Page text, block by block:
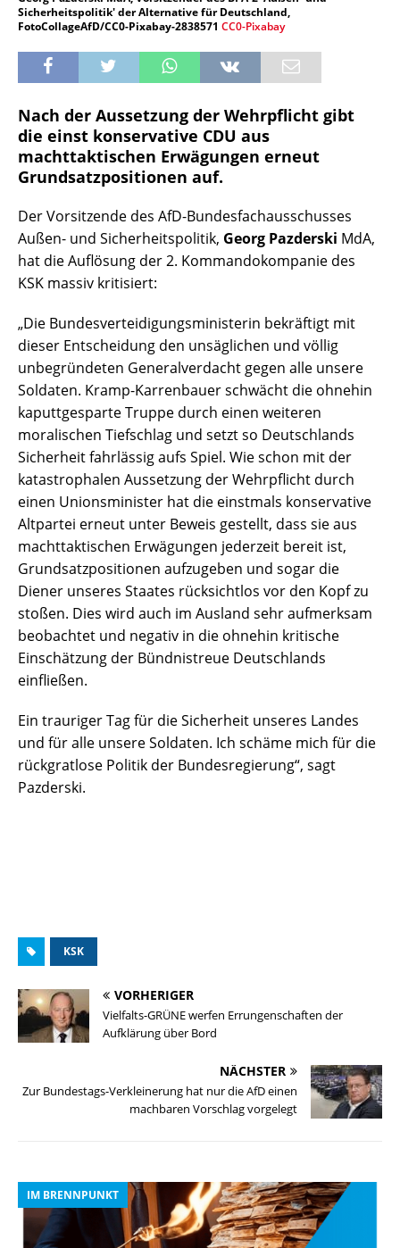
Sicherheitspolitik' der Alternative für Deutschland,
FotoCollageAfD/CC0-Pixabay-2838571 CC0-Pixabay
Nach der Aussetzung der Wehrpflicht gibt
die einst konservative CDU aus
machttaktischen Erwägungen erneut
Grundsatzpositionen auf.
Der Vorsitzende des AfD-Bundesfachausschusses
Außen- und Sicherheitspolitik, Georg Pazderski MdA,
hat die Auflösung der 2. Kommandokompanie des
KSK massiv kritisiert:
„Die Bundesverteidigungsministerin bekräftigt mit
dieser Entscheidung den unsäglichen und völlig
unbegründeten Generalverdacht gegen alle unsere
Soldaten. Kramp-Karrenbauer schwächt die ohnehin
kaputtgesparte Truppe durch einen weiteren
moralischen Tiefschlag und setzt so Deutschlands
Sicherheit fahrlässig aufs Spiel. Wie schon mit der
katastrophalen Aussetzung der Wehrpflicht durch
einen Unionsminister hat die einstmals konservative
Altpartei erneut unter Beweis gestellt, dass sie aus
machttaktischen Erwägungen jederzeit bereit ist,
Grundsatzpositionen aufzugeben und sogar die
Diener unseres Staates rücksichtlos vor den Kopf zu
stoßen. Dies wird auch im Ausland sehr aufmerksam
beobachtet und negativ in die ohnehin kritische
Einschätzung der Bündnistreue Deutschlands
einfließen.
Ein trauriger Tag für die Sicherheit unseres Landes
und für alle unsere Soldaten. Ich schäme mich für die
rückgratlose Politik der Bundesregierung“, sagt
Pazderski.
KSK
VORHERIGER
Vielfalts-GRÜNE werfen Errungenschaften der
Aufklärung über Bord
NÄCHSTER
Zur Bundestags-Verkleinerung hat nur die AfD einen
machbaren Vorschlag vorgelegt
IM BRENNPUNKT